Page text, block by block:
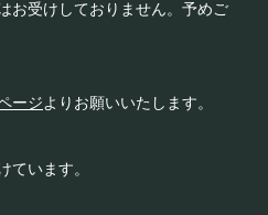
お受けしておりません。予めご
ージよりお願いいたします。
ています。